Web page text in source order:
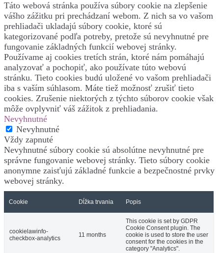
Táto webová stránka používa súbory cookie na zlepšenie
vášho zážitku pri prechádzaní webom. Z nich sa vo vašom
prehliadači ukladajú súbory cookie, ktoré sú
kategorizované podľa potreby, pretože sú nevyhnutné pre
fungovanie základných funkcií webovej stránky.
Používame aj cookies tretích strán, ktoré nám pomáhajú
analyzovať a pochopiť, ako používate túto webovú
stránku. Tieto cookies budú uložené vo vašom prehliadači
iba s vaším súhlasom. Máte tiež možnosť zrušiť tieto
cookies. Zrušenie niektorých z týchto súborov cookie však
môže ovplyvniť váš zážitok z prehliadania.
Nevyhnutné
Nevyhnutné
Vždy zapnuté
Nevyhnutné súbory cookie sú absolútne nevyhnutné pre
správne fungovanie webovej stránky. Tieto súbory cookie
anonymne zaisťujú základné funkcie a bezpečnostné prvky
webovej stránky.
Cookie Dĺžka trvania Popis
cookielawinfo-
checkbox-analytics
11 months
This cookie is set by GDPR
Cookie Consent plugin. The
cookie is used to store the user
consent for the cookies in the
category "Analytics".